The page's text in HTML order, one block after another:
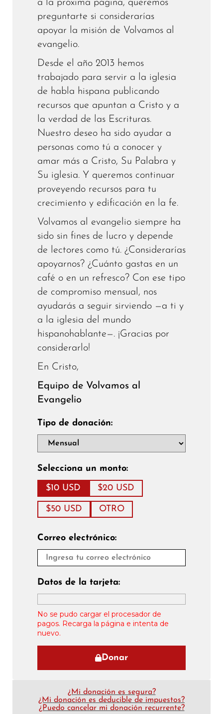
a la próxima página, queremos
preguntarte si considerarías
apoyar la misión de Volvamos al
evangelio.
Desde el año 2013 hemos
trabajado para servir a la iglesia
de habla hispana publicando
recursos que apuntan a Cristo y a
la verdad de las Escrituras.
Nuestro deseo ha sido ayudar a
personas como tú a conocer y
amar más a Cristo, Su Palabra y
Su iglesia. Y queremos continuar
proveyendo recursos para tu
crecimiento y edificación en la fe.
Volvamos al evangelio siempre ha
sido sin fines de lucro y depende
de lectores como tú. ¿Considerarías
apoyarnos? ¿Cuánto gastas en un
café o en un refresco? Con ese tipo
de compromiso mensual, nos
ayudarás a seguir sirviendo —a ti y
a la iglesia del mundo
hispanohablante—. ¡Gracias por
considerarlo!
En Cristo,
Equipo de Volvamos al
Evangelio
Tipo de donación:
Selecciona un monto:
$10 USD $20 USD
$50 USD OTRO
Correo electrónico:
Datos de la tarjeta:
No se pudo cargar el procesador de
pagos. Recarga la página e intenta de
nuevo.
Donar
¿Mi donación es segura?
¿Mi donación es deducible de impuestos?
¿Puedo cancelar mi donación recurrente?